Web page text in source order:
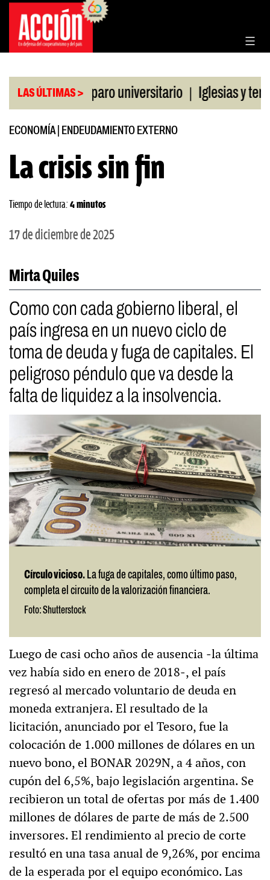
Saltar
contenido
LAS ÚLTIMAS >
CGT al paro universitario | Iglesias y templos
ECONOMÍA| ENDEUDAMIENTO EXTERNO
La crisis sin fin
Tiempo de lectura: 4 minutos
17 de diciembre de 2025
Mirta Quiles
Como con cada gobierno liberal, el
país ingresa en un nuevo ciclo de
toma de deuda y fuga de capitales. El
peligroso péndulo que va desde la
falta de liquidez a la insolvencia.
Círculo vicioso. La fuga de capitales, como último paso,
completa el circuito de la valorización financiera.
Foto: Shutterstock
Luego de casi ocho años de ausencia ‒la última
vez había sido en enero de 2018‒, el país
regresó al mercado voluntario de deuda en
moneda extranjera. El resultado de la
licitación, anunciado por el Tesoro, fue la
colocación de 1.000 millones de dólares en un
nuevo bono, el BONAR 2029N, a 4 años, con
cupón del 6,5%, bajo legislación argentina. Se
recibieron un total de ofertas por más de 1.400
millones de dólares de parte de más de 2.500
inversores. El rendimiento al precio de corte
resultó en una tasa anual de 9,26%, por encima
de la esperada por el equipo económico. Las